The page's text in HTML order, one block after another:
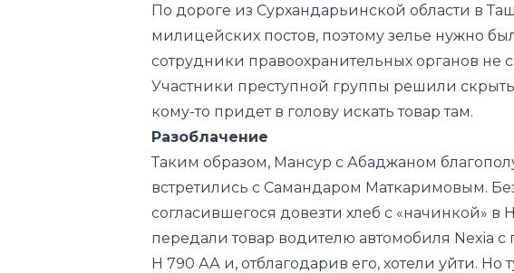
По дороге из Сурхандарьинской области в
милицейских постов, поэтому зелье нужно
сотрудники правоохранительных органов не
Участники преступной группы решили
кому-то придет в голову искать товар там.
Разоблачение
Таким образом, Мансур с Абаджаном
встретились с Самандаром Маткаримовым.
согласившегося довезти хлеб с «начинкой»
передали товар водителю автомобиля Nexia
Н 790 АА и, отблагодарив его, хотели уйти. Но